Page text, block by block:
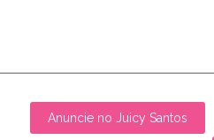
Anuncie no Juicy Santos